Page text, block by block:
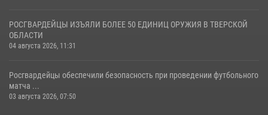
РОСГВАРДЕЙЦЫ ИЗЪЯЛИ БОЛЕЕ 50 ЕДИНИЦ ОРУЖИЯ В ТВЕРСКОЙ
ОБЛАСТИ
04 августа 2026, 11:31
Росгвардейцы обеспечили безопасность при проведении футбольного
матча ...
03 августа 2026, 07:50